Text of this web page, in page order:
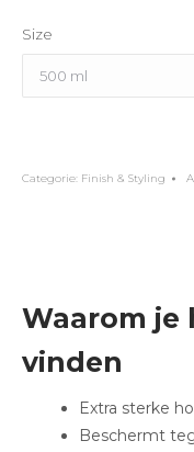
Size
Categorie: Finish & Styling
Waarom
vinden
Extra sterke
Beschermt